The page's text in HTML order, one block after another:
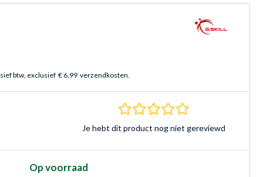
btw, exclusief € 6,99 verzendkosten.
0.0 sterren
Je hebt dit product nog niet gereviewd
Op voorraad